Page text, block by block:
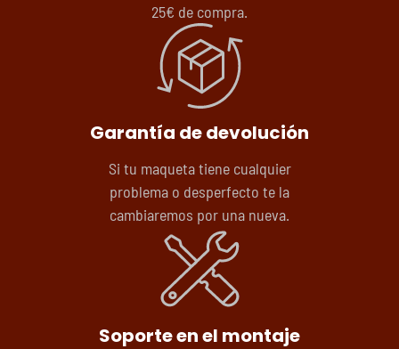
25€ de compra.
Garantía de devolución
Si tu maqueta tiene cualquier
problema o desperfecto te la
cambiaremos por una nueva.
Soporte en el montaje